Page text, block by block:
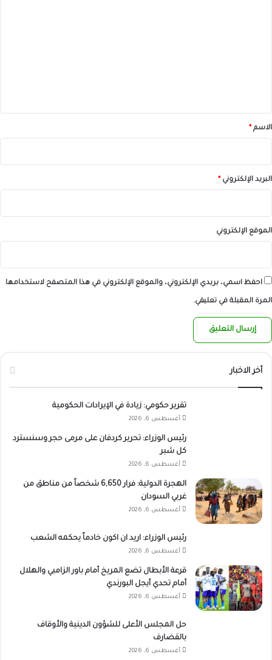
*الاسم *
البريد الإلكتروني *
الموقع الإلكتروني
احفظ اسمي، بريدي الإلكتروني، والموقع الإلكتروني في هذا المتصفح لاستخدامها
المرة المقبلة في تعليقي.
أخر الاخبار
تقرير حكومي: زيادة في الإيرادات الحكومية
أغسطس 6, 2026
رئيس الوزراء: تحرير كردفان على مرمى حجر وسنسترد
كل شبر
أغسطس 6, 2026
الهجرة الدولية: فرار 6,650 شخصاً من مناطق من
غربي السودان
أغسطس 6, 2026
رئيس الوزراء: اريد ان اكون خادماً يحكمه الشعب
أغسطس 6, 2026
قرعة الأبطال تضع المريخ أمام باور الزامبي والهلال
أمام تحدي أيجل البورندي
أغسطس 6, 2026
حل المجلس الأعلى للشؤون الدينية والأوقاف
بالقضارف
أغسطس 6, 2026